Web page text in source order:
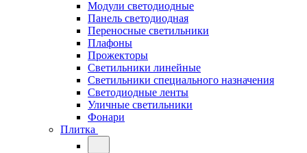
Модули светодиодные
Панель светодиодная
Переносные светильники
Плафоны
Прожекторы
Светильники линейные
Светильники специального назначения
Светодиодные ленты
Уличные светильники
Фонари
Плитка